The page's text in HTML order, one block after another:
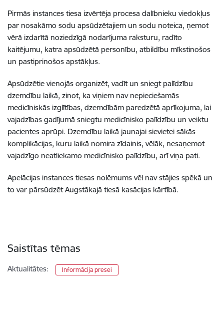
Pirmās instances tiesa izvērtēja procesa dalībnieku viedokļus
par nosakāmo sodu apsūdzētajiem un sodu noteica, ņemot
vērā izdarītā noziedzīgā nodarījuma raksturu, radīto
kaitējumu, katra apsūdzētā personību, atbildību mīkstinošos
un pastiprinošos apstākļus.
Apsūdzētie vienojās organizēt, vadīt un sniegt palīdzību
dzemdību laikā, zinot, ka viņiem nav nepieciešamās
medicīniskās izglītības, dzemdībām paredzētā aprīkojuma, lai
vajadzības gadījumā sniegtu medicīnisko palīdzību un veiktu
pacientes aprūpi. Dzemdību laikā jaunajai sievietei sākās
komplikācijas, kuru laikā nomira zīdainis, vēlāk, nesaņemot
vajadzīgo neatliekamo medicīnisko palīdzību, arī viņa pati.
Apelācijas instances tiesas nolēmums vēl nav stājies spēkā un
to var pārsūdzēt Augstākajā tiesā kasācijas kārtībā.
Saistītas tēmas
Aktualitātes: Informācija presei